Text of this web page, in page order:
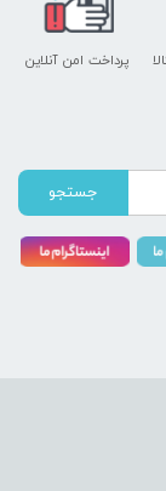
پرداخت امن آنلاین
جستجو